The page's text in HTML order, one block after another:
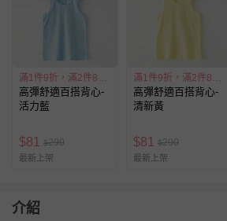
滿1件9折，滿2件85折
高彈舒適百搭背心-
活力藍
$81 $290
最新上架
滿1件9折，滿2件85折
高彈舒適百搭背心-
清新黃
$81 $290
最新上架
介紹